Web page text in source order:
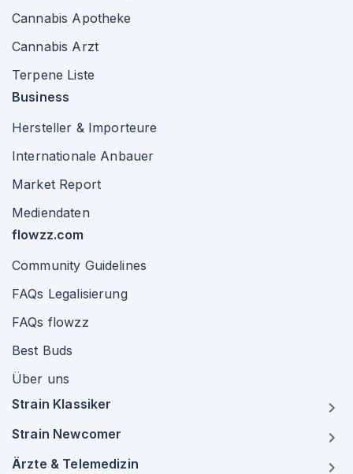
Cannabis Apotheke
Cannabis Arzt
Terpene Liste
Business
Hersteller & Importeure
Internationale Anbauer
Market Report
Mediendaten
flowzz.com
Community Guidelines
FAQs Legalisierung
FAQs flowzz
Best Buds
Über uns
Strain Klassiker
Strain Newcomer
Ärzte & Telemedizin